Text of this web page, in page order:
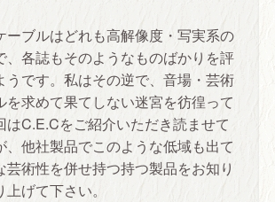
ーブルはどれも高解像度・写実系の
、各誌もそのようなものばかりを評
うです。私はその逆で、音場・芸術
を求めて果てしない迷宮を彷徨って
はC.E.Cをご紹介いただき読ませて
、他社製品でこのような低域も出て
芸術性を併せ持つ持つ製品をお知り
げて下さい。